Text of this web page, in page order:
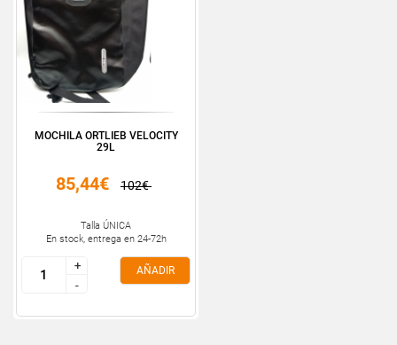
MOCHILA ORTLIEB VELOCITY
29L
85,44€ 102€
Talla ÚNICA
En stock, entrega en 24-72h
+
-
+
-
AÑADIR